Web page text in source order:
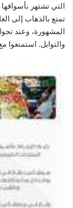
التي تشتهر
تمتع بالذهاب إلى
المشهورة، وعند
والتوابل. استمتعوا